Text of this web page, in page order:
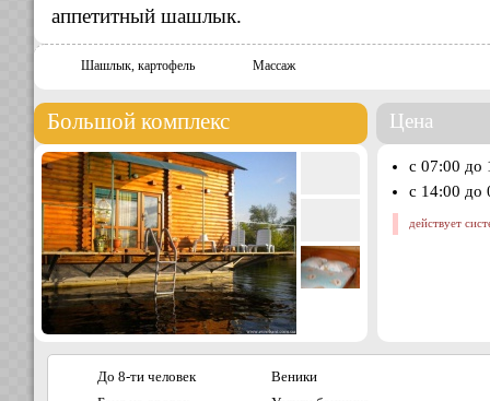
аппетитный шашлык.
Шашлык, картофель Массаж
Большой комплекс Цена
с 07:00 до
с 14:00 до
действует
До 8-ти человек
Веники